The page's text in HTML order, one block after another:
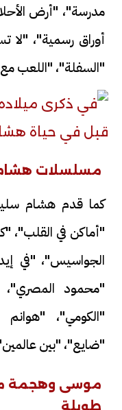
مدرسة"، "أرض
أوراق رسمية"، "لا
"السفلة"، "اللعب
مسلسلات
كما قدم هشام
الجواسيس"، "في
"محمود المصري"،
"الكومي"،
"ضايع"، "بين
موسى وهجمة
طويلة